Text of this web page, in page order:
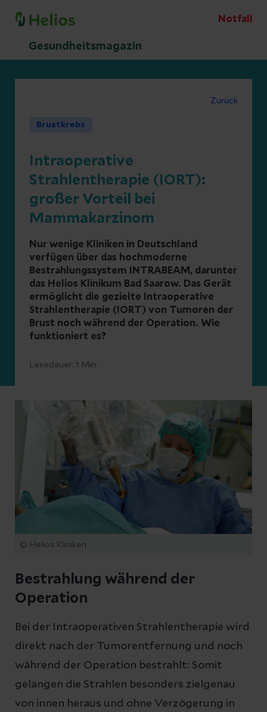
Notfall
Gesundheitsmagazin
Zurück
Brustkrebs
Intraoperative
Strahlentherapie (IORT):
großer Vorteil bei
Mammakarzinom
Nur wenige Kliniken in Deutschland
verfügen über das hochmoderne
Bestrahlungssystem INTRABEAM, darunter
das Helios Klinikum Bad Saarow. Das Gerät
ermöglicht die gezielte Intraoperative
Strahlentherapie (IORT) von Tumoren der
Brust noch während der Operation. Wie
funktioniert es?
Lesedauer: 1 Min.
© Helios Kliniken
Bestrahlung während der
Operation
Bei der Intraoperativen Strahlentherapie wird
direkt nach der Tumorentfernung und noch
während der Operation bestrahlt: Somit
gelangen die Strahlen besonders zielgenau
von innen heraus und ohne Verzögerung in